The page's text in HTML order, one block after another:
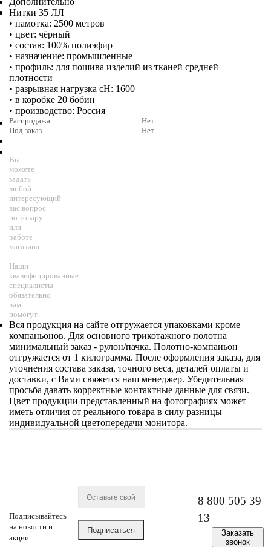
Нитки 35 ЛЛ
• намотка: 2500 метров
• цвет: чёрный
• состав: 100% полиэфир
• назначение: промышленные
• профиль: для пошива изделий из тканей средней
плотности
• разрывная нагрузка сН: 1600
• в коробке 20 бобин
• производство: Россия
Распродажа
Нет
Под заказ
Нет
Вы
можете
задать
любой
интересующий
вас вопрос
по товару
или
работе
магазина.
Наши
квалифицированные
специалисты
обязательно
вам
помогут.
Вся продукция на сайте отгружается упаковками кроме
компаньонов. Для основного трикотажного полотна
минимальный заказ - рулон/пачка. Полотно-компаньон
отгружается от 1 килограмма. После оформления заказа, для
уточнения состава заказа, точного веса, деталей оплаты и
доставки, с Вами свяжется наш менеджер. Убедительная
просьба давать корректные контактные данные для связи.
Цвет продукции представленный на фотографиях может
иметь отличия от реального товара в силу разницы
индивидуальной цветопередачи монитора.
Подписывайтесь
на новости и
акции
8 800 505 39
13
Заказать
звонок